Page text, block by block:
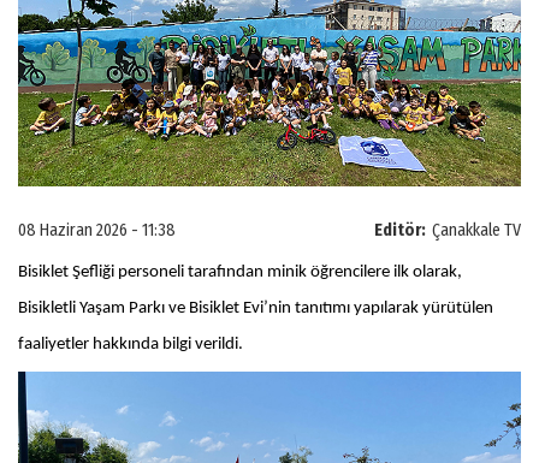
Editör: Çanakkale TV
08 Haziran 2026 - 11:38
Bisiklet Şefliği personeli tarafından minik öğrencilere ilk olarak,
Bisikletli Yaşam Parkı ve Bisiklet Evi’nin tanıtımı yapılarak yürütülen
faaliyetler hakkında bilgi verildi.